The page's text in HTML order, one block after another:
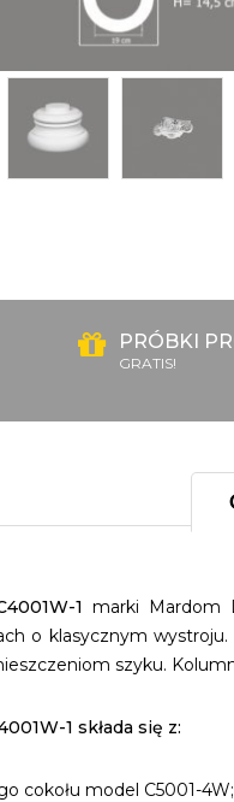
PRÓBKI
GRATIS!
1 marki Mardom
o klasycznym
szyku.
1 składa się z:
cokołu model C5001-4W;